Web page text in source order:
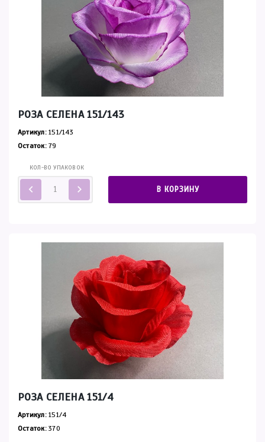
РОЗА СЕЛЕНА 151/143
Артикул:151/143
Остаток:79
КОЛ-ВО УПАКОВОК
В КОРЗИНУ
РОЗА СЕЛЕНА 151/4
Артикул:151/4
Остаток:370